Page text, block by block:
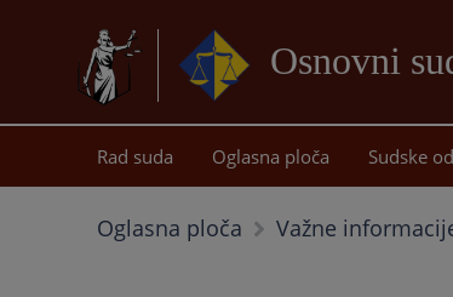
Osnovni
Rad suda Oglasna ploča Sudske
Oglasna ploča Važne